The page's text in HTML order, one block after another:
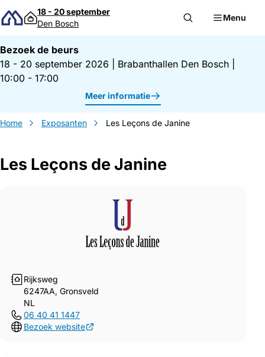
Direct naar inhoud
18 - 20 september
Den Bosch
Menu
Bezoek de beurs
18 - 20 september 2026
Brabanthallen Den Bosch
10:00 - 17:00
Meer informatie
Home Exposanten Les Leçons de Janine
Les Leçons de Janine
Rijksweg
6247AA, Gronsveld
NL
06 40 41 1447
Bezoek website